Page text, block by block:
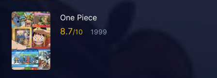
One Piece
8.7 1999